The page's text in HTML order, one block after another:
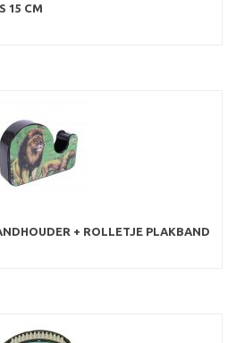
15 CM
+ ROLLETJE PLAKBAND